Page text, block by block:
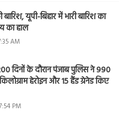
यूपी-बिहार में भारी बारिश का
का हाल
AM
दिनों के दौरान पंजाब पुलिस ने 990
हेरोइन और 15 हैंड ग्रेनेड किए
PM